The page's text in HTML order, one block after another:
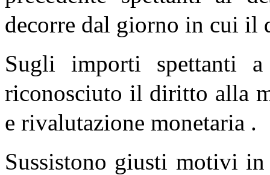
decorre dal giorno in cui il
Sugli importi spettanti
riconosciuto il diritto alla
e rivalutazione monetaria .
Sussistono giusti motivi